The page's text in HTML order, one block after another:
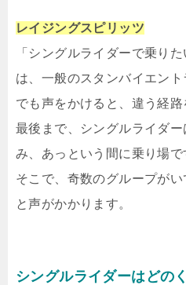
レイジングスピリッツ
「シングルライダーで乗り
は、一般のスタンバイエント
でも声をかけると、違う経路
最後まで、シングルライダ
み、あっという間に乗り場で
そこで、奇数のグループがい
と声がかかります。
シングルライダーはどの